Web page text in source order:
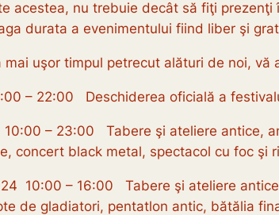
acestea, nu trebuie decât să fiţi
durata a evenimentului fiind liber şi
uşor timpul petrecut alături de noi, vă
– 22:00 Deschiderea oficială a
– 23:00 Tabere şi ateliere antice,
concert black metal, spectacol cu foc şi
10:00 – 16:00 Tabere şi ateliere
de gladiatori, pentatlon antic, bătălia